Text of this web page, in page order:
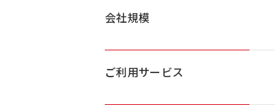
会社規模
ご利用サービス